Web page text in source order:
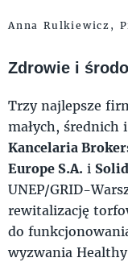
Anna Rulkiewicz,
Zdrowie i
Trzy najlepsze
małych,
Kancelaria
Europe S.A. i
UNEP/GRID-
rewitalizację
do
wyzwania